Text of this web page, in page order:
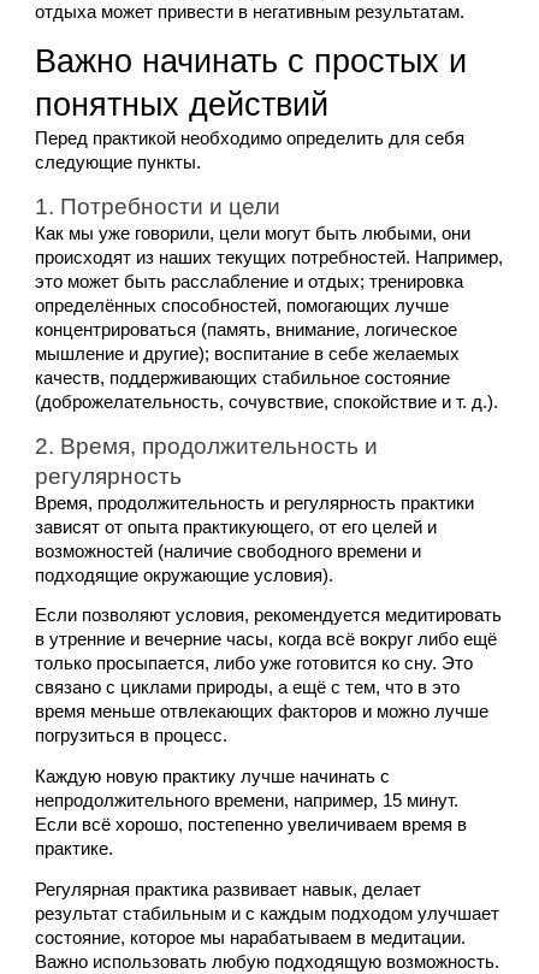
отдыха может привести в негативным результатам.
Важно начинать с простых и
понятных действий
Перед практикой необходимо определить для себя
следующие пункты.
1. Потребности и цели
Как мы уже говорили, цели могут быть любыми, они
происходят из наших текущих потребностей. Например,
это может быть расслабление и отдых; тренировка
определённых способностей, помогающих лучше
концентрироваться (память, внимание, логическое
мышление и другие); воспитание в себе желаемых
качеств, поддерживающих стабильное состояние
(доброжелательность, сочувствие, спокойствие и т. д.).
2. Время, продолжительность и
регулярность
Время, продолжительность и регулярность практики
зависят от опыта практикующего, от его целей и
возможностей (наличие свободного времени и
подходящие окружающие условия).
Если позволяют условия, рекомендуется медитировать
в утренние и вечерние часы, когда всё вокруг либо ещё
только просыпается, либо уже готовится ко сну. Это
связано с циклами природы, а ещё с тем, что в это
время меньше отвлекающих факторов и можно лучше
погрузиться в процесс.
Каждую новую практику лучше начинать с
непродолжительного времени, например, 15 минут.
Если всё хорошо, постепенно увеличиваем время в
практике.
Регулярная практика развивает навык, делает
результат стабильным и с каждым подходом улучшает
состояние, которое мы нарабатываем в медитации.
Важно использовать любую подходящую возможность.